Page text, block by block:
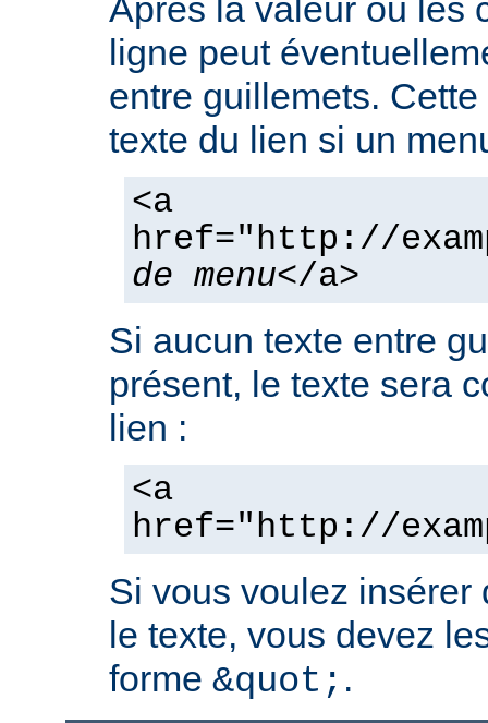
Après la valeur ou les
ligne peut
entre guillemets.
texte du lien si un
<a
href="http://
de menu</a>
Si aucun texte entre
présent, le texte sera
lien :
<a
href="http://
Si vous voulez insérer
le texte, vous devez
forme &quot; .